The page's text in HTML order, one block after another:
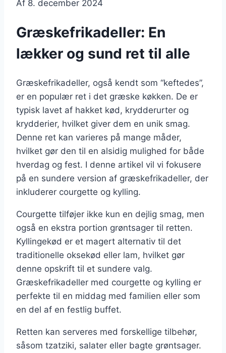
Af 8. december 2024
Græskefrikadeller: En
lækker og sund ret til alle
Græskefrikadeller, også kendt som “keftedes”,
er en populær ret i det græske køkken. De er
typisk lavet af hakket kød, krydderurter og
krydderier, hvilket giver dem en unik smag.
Denne ret kan varieres på mange måder,
hvilket gør den til en alsidig mulighed for både
hverdag og fest. I denne artikel vil vi fokusere
på en sundere version af græskefrikadeller, der
inkluderer courgette og kylling.
Courgette tilføjer ikke kun en dejlig smag, men
også en ekstra portion grøntsager til retten.
Kyllingekød er et magert alternativ til det
traditionelle oksekød eller lam, hvilket gør
denne opskrift til et sundere valg.
Græskefrikadeller med courgette og kylling er
perfekte til en middag med familien eller som
en del af en festlig buffet.
Retten kan serveres med forskellige tilbehør,
såsom tzatziki, salater eller bagte grøntsager.